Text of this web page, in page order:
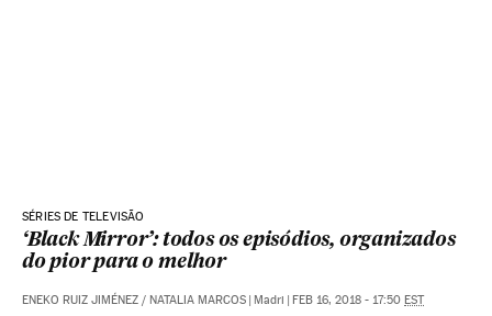
SÉRIES DE TELEVISÃO
‘Black Mirror’: todos os episódios, organizados
do pior para o melhor
ENEKO RUIZ JIMÉNEZ / NATALIA MARCOS Madri FEB 16, 2018 - 17:50 EST